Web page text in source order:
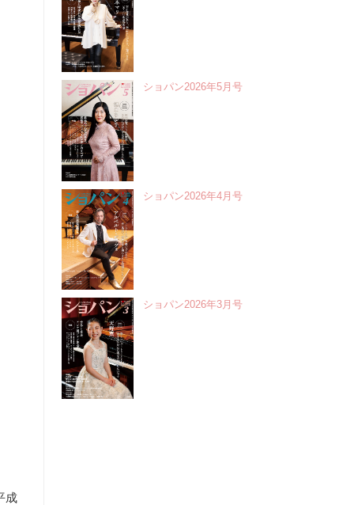
成
ショパン2026年5月号
ショパン2026年4月号
ショパン2026年3月号